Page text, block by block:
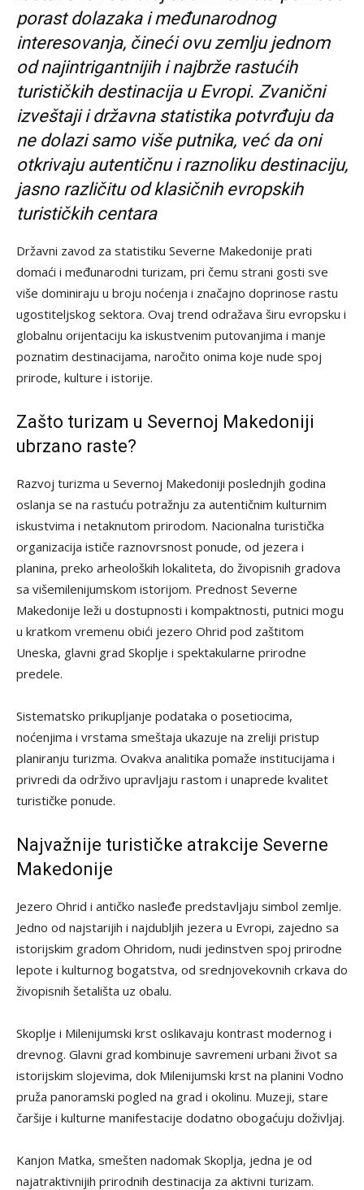
porast dolazaka i međunarodnog
interesovanja, čineći ovu zemlju jednom
od najintrigantnijih i najbrže rastućih
turističkih destinacija u Evropi. Zvanični
izveštaji i državna statistika potvrđuju da
ne dolazi samo više putnika, već da oni
otkrivaju autentičnu i raznoliku destinaciju,
jasno različitu od klasičnih evropskih
turističkih centara
Državni zavod za statistiku Severne Makedonije prati
domaći i međunarodni turizam, pri čemu strani gosti sve
više dominiraju u broju noćenja i značajno doprinose rastu
ugostiteljskog sektora. Ovaj trend odražava širu evropsku i
globalnu orijentaciju ka iskustvenim putovanjima i manje
poznatim destinacijama, naročito onima koje nude spoj
prirode, kulture i istorije.
Zašto turizam u Severnoj Makedoniji
ubrzano raste?
Razvoj turizma u Severnoj Makedoniji poslednjih godina
oslanja se na rastuću potražnju za autentičnim kulturnim
iskustvima i netaknutom prirodom. Nacionalna turistička
organizacija ističe raznovrsnost ponude, od jezera i
planina, preko arheoloških lokaliteta, do živopisnih gradova
sa višemilenijumskom istorijom. Prednost Severne
Makedonije leži u dostupnosti i kompaktnosti, putnici mogu
u kratkom vremenu obići jezero Ohrid pod zaštitom
Uneska, glavni grad Skoplje i spektakularne prirodne
predele.
Sistematsko prikupljanje podataka o posetiocima,
noćenjima i vrstama smeštaja ukazuje na zreliji pristup
planiranju turizma. Ovakva analitika pomaže institucijama i
privredi da održivo upravljaju rastom i unaprede kvalitet
turističke ponude.
Najvažnije turističke atrakcije Severne
Makedonije
Jezero Ohrid i antičko nasleđe predstavljaju simbol zemlje.
Jedno od najstarijih i najdubljih jezera u Evropi, zajedno sa
istorijskim gradom Ohridom, nudi jedinstven spoj prirodne
lepote i kulturnog bogatstva, od srednjovekovnih crkava do
živopisnih šetališta uz obalu.
Skoplje i Milenijumski krst oslikavaju kontrast modernog i
drevnog. Glavni grad kombinuje savremeni urbani život sa
istorijskim slojevima, dok Milenijumski krst na planini Vodno
pruža panoramski pogled na grad i okolinu. Muzeji, stare
čaršije i kulturne manifestacije dodatno obogaćuju doživljaj.
Kanjon Matka, smešten nadomak Skoplja, jedna je od
najatraktivnijih prirodnih destinacija za aktivni turizam.